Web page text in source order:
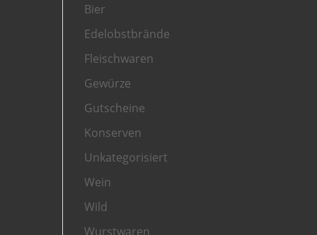
Bier
Edelobstbrände
Fleischwaren
Gewürze
Gutscheine
Konserven
Unkategorisiert
Wein
Wild
Wurstwaren